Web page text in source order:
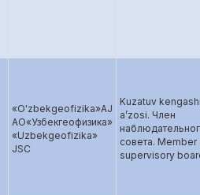
«O'zbekgeofizika»AJ
AO«Узбекгеофизика»
«Uzbekgeofizika»
JSC
Kuzatuv
a’zosi. Член
совета. Member
supervisory